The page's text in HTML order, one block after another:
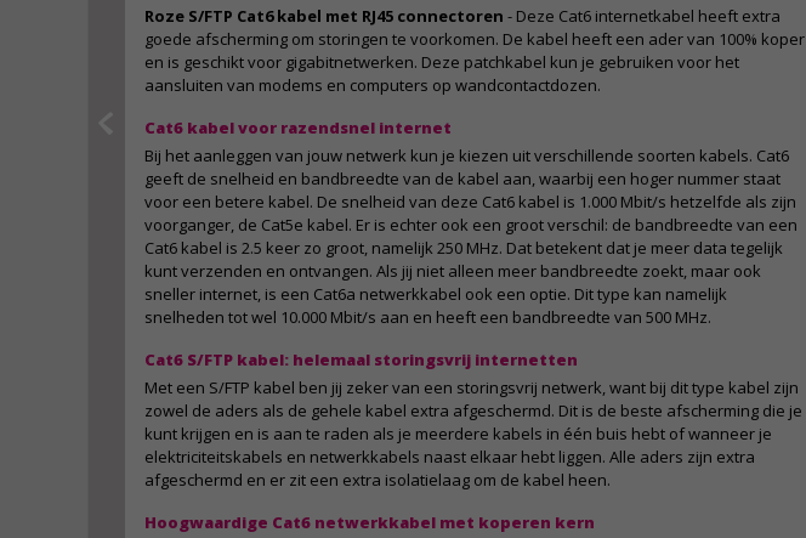
Roze S/FTP Cat6 kabel met RJ45 connectoren - Deze Cat6 internetkabel heeft extra
goede afscherming om storingen te voorkomen. De kabel heeft een ader van 100% koper
en is geschikt voor gigabitnetwerken. Deze patchkabel kun je gebruiken voor het
aansluiten van modems en computers op wandcontactdozen.
Cat6 kabel voor razendsnel internet
Bij het aanleggen van jouw netwerk kun je kiezen uit verschillende soorten kabels. Cat6
geeft de snelheid en bandbreedte van de kabel aan, waarbij een hoger nummer staat
voor een betere kabel. De snelheid van deze Cat6 kabel is 1.000 Mbit/s hetzelfde als zijn
voorganger, de Cat5e kabel. Er is echter ook een groot verschil: de bandbreedte van een
Cat6 kabel is 2.5 keer zo groot, namelijk 250 MHz. Dat betekent dat je meer data tegelijk
kunt verzenden en ontvangen. Als jij niet alleen meer bandbreedte zoekt, maar ook
sneller internet, is een Cat6a netwerkkabel ook een optie. Dit type kan namelijk
snelheden tot wel 10.000 Mbit/s aan en heeft een bandbreedte van 500 MHz.
Cat6 S/FTP kabel: helemaal storingsvrij internetten
Met een S/FTP kabel ben jij zeker van een storingsvrij netwerk, want bij dit type kabel zijn
zowel de aders als de gehele kabel extra afgeschermd. Dit is de beste afscherming die je
kunt krijgen en is aan te raden als je meerdere kabels in één buis hebt of wanneer je
elektriciteitskabels en netwerkkabels naast elkaar hebt liggen. Alle aders zijn extra
afgeschermd en er zit een extra isolatielaag om de kabel heen.
Hoogwaardige Cat6 netwerkkabel met koperen kern